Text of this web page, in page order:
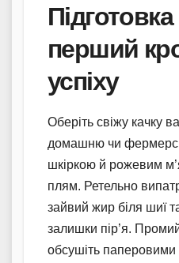
перший
успіху
Оберіть свіжу качку
домашню чи
шкіркою й рожевим
плям. Ретельно
зайвий жир біля шиї
залишки пір’я.
обсушіть